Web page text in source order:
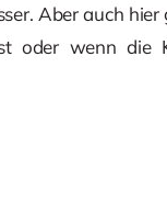
Aber auch hier
oder wenn die